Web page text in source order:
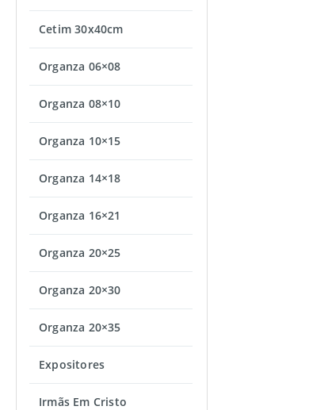
Cetim 30x40cm
Organza 06×08
Organza 08×10
Organza 10×15
Organza 14×18
Organza 16×21
Organza 20×25
Organza 20×30
Organza 20×35
Expositores
Irmãs Em Cristo